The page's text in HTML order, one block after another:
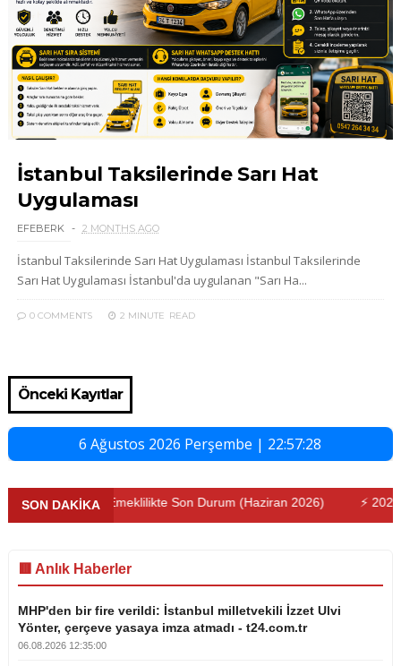
İstanbul Taksilerinde Sarı Hat
Uygulaması
EFEBERK 2 MONTHS AGO
İstanbul Taksilerinde Sarı Hat Uygulaması İstanbul Taksilerinde
Sarı Hat Uygulaması İstanbul'da uygulanan "Sarı Ha...
0 COMMENTS 2 MINUTE READ
Önceki Kayıtlar
6 Ağustos 2026 Perşembe | 22:57:28
SON DAKİKA
⚡ Kademeli Emeklilikte Son Durum (Haziran 2026) ⚡ 2026
🟥 Anlık Haberler
MHP'den bir fire verildi: İstanbul milletvekili İzzet Ulvi
Yönter, çerçeve yasaya imza atmadı - t24.com.tr
06.08.2026 12:35:00